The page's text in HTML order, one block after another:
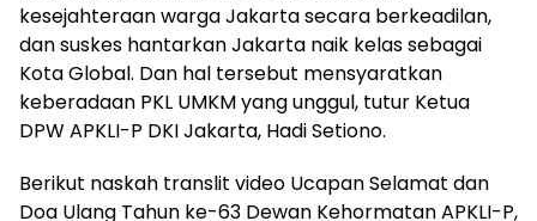
kesejahteraan warga Jakarta secara berkeadilan,
dan suskes hantarkan Jakarta naik kelas sebagai
Kota Global. Dan hal tersebut mensyaratkan
keberadaan PKL UMKM yang unggul, tutur Ketua
DPW APKLI-P DKI Jakarta, Hadi Setiono.
Berikut naskah translit video Ucapan Selamat dan
Doa Ulang Tahun ke-63 Dewan Kehormatan APKLI-P,